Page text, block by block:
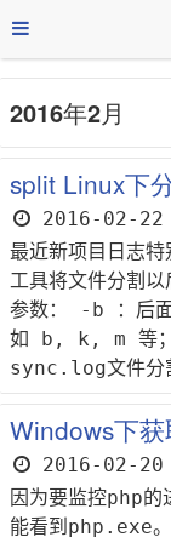
2016年2月
split Linux下
2016-02-22
最近新项目日志
工具将文件分割
参数： -b ：后面
如 b, k, m 等；
sync.log文件分
Windows下
2016-02-20
因为要监控php
能看到php.exe